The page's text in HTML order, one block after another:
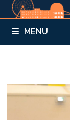
MENU